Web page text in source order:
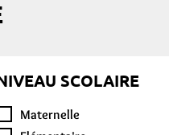
SCOLAIRE
Maternelle